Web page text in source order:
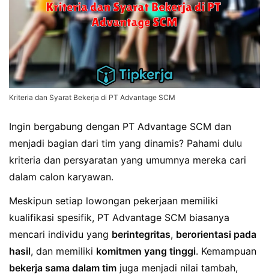
Kriteria dan Syarat Bekerja di PT Advantage SCM
Ingin bergabung dengan PT Advantage SCM dan
menjadi bagian dari tim yang dinamis? Pahami dulu
kriteria dan persyaratan yang umumnya mereka cari
dalam calon karyawan.
Meskipun setiap lowongan pekerjaan memiliki
kualifikasi spesifik, PT Advantage SCM biasanya
mencari individu yang berintegritas, berorientasi pada
hasil, dan memiliki komitmen yang tinggi. Kemampuan
bekerja sama dalam tim juga menjadi nilai tambah,